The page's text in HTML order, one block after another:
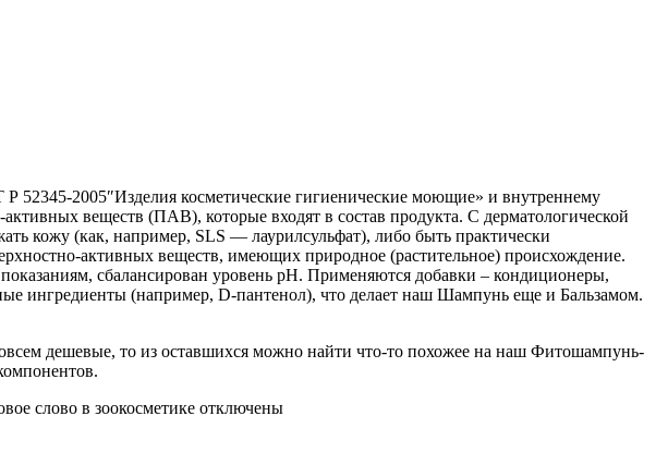
2005″Изделия косметические гигиенические моющие» и внутреннему
веществ (ПАВ), которые входят в состав продукта. С дерматологической
кожу (как, например, SLS — лаурилсульфат), либо быть практически
активных веществ, имеющих природное (растительное) происхождение.
сбалансирован уровень pH. Применяются добавки – кондиционеры,
ингредиенты (например, D-пантенол), что делает наш Шампунь еще и Бальзамом.
дешевые, то из оставшихся можно найти что-то похожее на наш Фитошампунь-
слово в зоокосметике отключены